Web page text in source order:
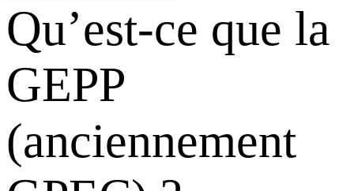
Qu’est-ce que la
GEPP
(anciennement